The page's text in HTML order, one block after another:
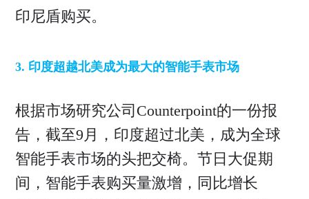
印尼盾购买。
3. 印度超越北美成为最大的智能手表市场
根据市场研究公司Counterpoint的一份报
告，截至9月，印度超过北美，成为全球
智能手表市场的头把交椅。节日大促期
间，智能手表购买量激增，同比增长